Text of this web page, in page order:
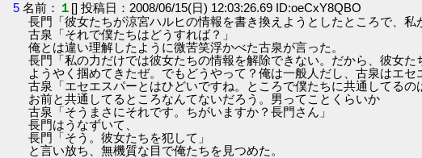
5 名前： １ [] 投稿日：2008/06/15(日) 12:03:26.69 ID:oeCxY8QBO
長門「彼女たちが涼宮ハルヒの情報を書き換えようとしたところで、私
古泉「それで僕たちはどうすれば？」
俺とは違い理解したように微苦笑浮かべた古泉が言った。
長門「私の力だけでは彼女たちの情報を解除できない。だから、彼女た
ようやく掴めてきたぜ。でもどうやって？俺は一般人だし、古泉はエセ
古泉「エセエスパーとはひどいですね。ところで僕たちに共通してるの
お前と共通してるところなんてないだろう。男ってことくらいか
古泉「そうまさにそれです。ちがいますか？長門さん」
長門はうなずいて、
長門「そう。彼女たちを犯して」
と言い放ち、無機質な目で俺たちを見つめた。